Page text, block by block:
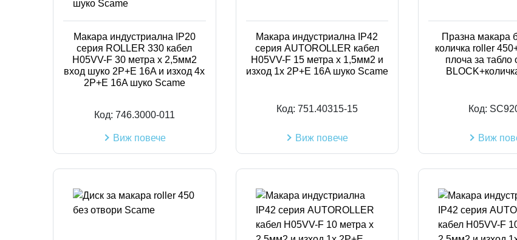
Макара индустриална IP20
серия ROLLER 330 кабел
H05VV-F 30 метра х 2,5мм2
вход шуко 2P+E 16A и изход 4х
2P+Е 16A шуко Scame
Код: 746.3000-011
Виж повече
Макара индустриална IP42
серия AUTOROLLER кабел
H05VV-F 15 метра х 1,5мм2 и
изход 1х 2P+Е 16A шуко Scame
Код: 751.40315-15
Виж повече
Празна макара
количка roller
плоча за табло
Код:
Виж